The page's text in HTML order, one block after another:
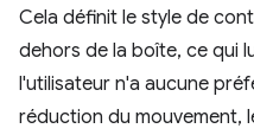
Cela définit le style de
dehors de la boîte, ce qui
l'utilisateur n'a aucune
réduction du mouvement,